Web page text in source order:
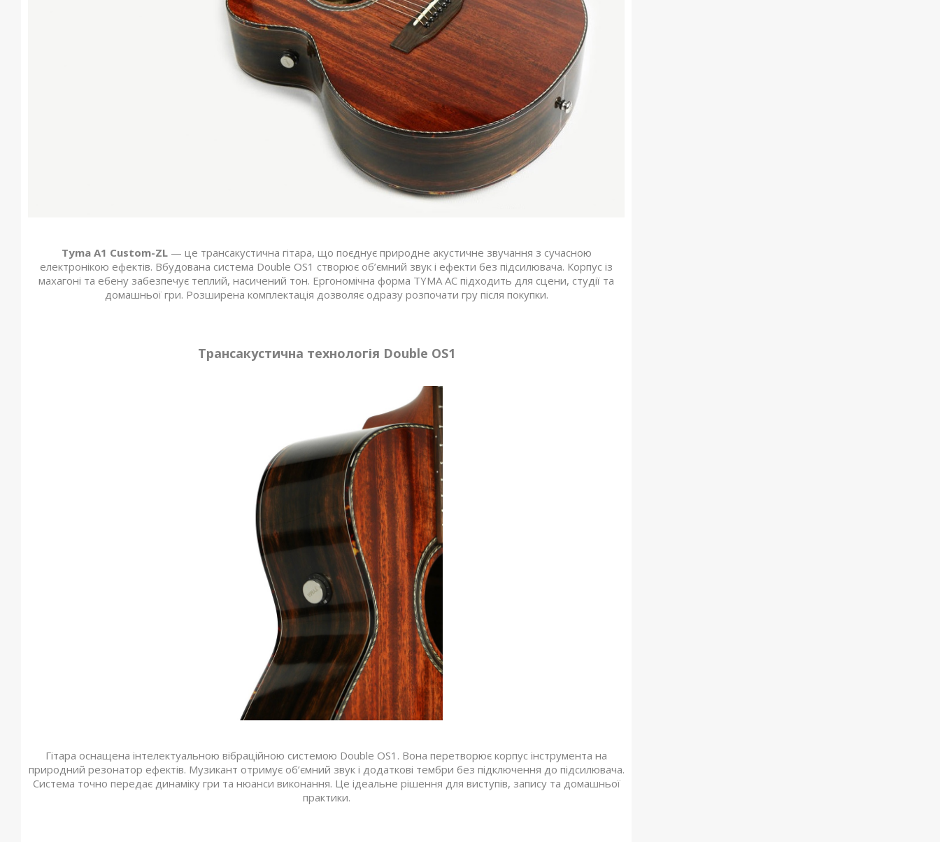
Tyma A1 Custom-ZL— це трансакустична гітара, що поєднує природне акустичне звучання з сучасною
електронікою ефектів. Вбудована система Double OS1 створює об’ємний звук і ефекти без підсилювача. Корпус із
махагоні та ебену забезпечує теплий, насичений тон. Ергономічна форма TYMA AC підходить для сцени, студії та
домашньої гри. Розширена комплектація дозволяє одразу розпочати гру після покупки.
Трансакустична технологія Double OS1
Гітара оснащена інтелектуальною вібраційною системою Double OS1. Вона перетворює корпус інструмента на
природний резонатор ефектів. Музикант отримує об’ємний звук і додаткові тембри без підключення до підсилювача.
Система точно передає динаміку гри та нюанси виконання. Це ідеальне рішення для виступів, запису та домашньої
практики.